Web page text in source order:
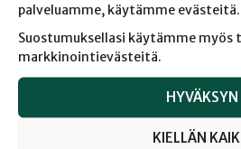
palveluamme, käytämme evästeitä.
Suostumuksellasi käytämme myös
markkinointievästeitä.
HYVÄKSYN
KIELLÄN
Tilaan